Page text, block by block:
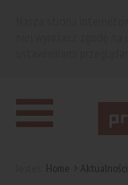
Home Aktualności